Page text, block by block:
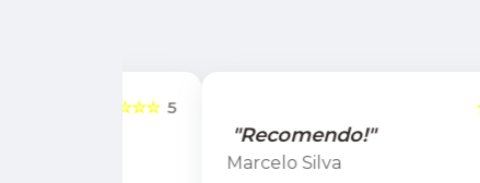
☆☆☆☆☆
"Recomendo!"
Marcelo Silva